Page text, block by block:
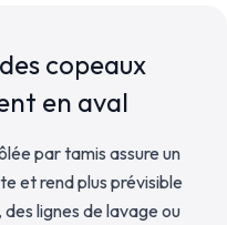
copeaux
en aval
par tamis assure un
et rend plus prévisible
lignes de lavage ou